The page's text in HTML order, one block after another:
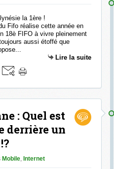
Fifo réalise cette année en
18è FIFO à vivre pleinement
aussi étoffé que
Lire la suite
: Quel est
derrière un
Mobile, Internet